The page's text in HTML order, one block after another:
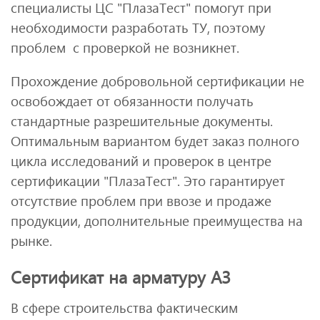
специалисты ЦС "ПлазаТест" помогут при
необходимости разработать ТУ, поэтому
проблем с проверкой не возникнет.
Прохождение добровольной сертификации не
освобождает от обязанности получать
стандартные разрешительные документы.
Оптимальным вариантом будет заказ полного
цикла исследований и проверок в центре
сертификации "ПлазаТест". Это гарантирует
отсутствие проблем при ввозе и продаже
продукции, дополнительные преимущества на
рынке.
Сертификат на арматуру А3
В сфере строительства фактическим